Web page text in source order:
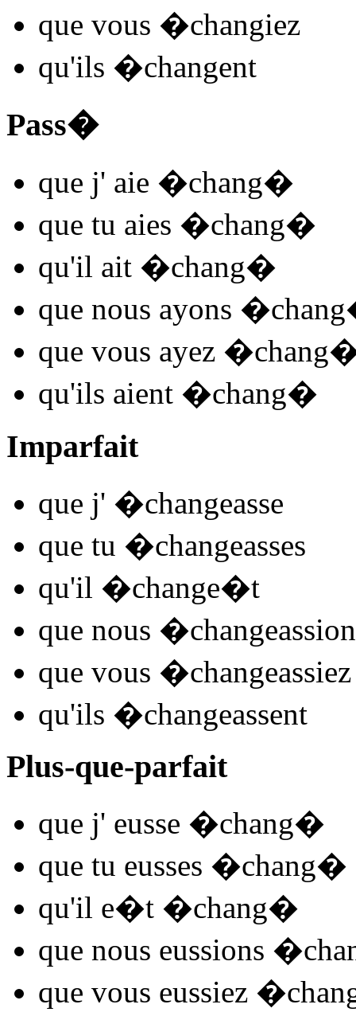
que vous �changiez
qu'ils �changent
Pass�
que j' aie �chang�
que tu aies �chang�
qu'il ait �chang�
que nous ayons �chang
que vous ayez �chang
qu'ils aient �chang�
Imparfait
que j' �changeasse
que tu �changeasses
qu'il �change�t
que nous �change
que vous �changeassiez
qu'ils �changeassent
Plus-que-parfait
que j' eusse �chang�
que tu eusses �chang�
qu'il e�t �chang�
que nous eussions
que vous eussiez